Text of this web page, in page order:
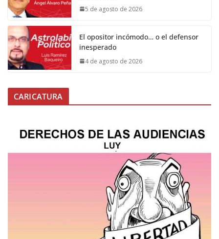
5 de agosto de 2026
El opositor incómodo… o el defensor
inesperado
4 de agosto de 2026
CARICATURA